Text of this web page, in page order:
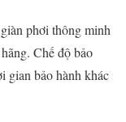
phơi thông minh
Chế độ bảo
gian bảo hành khác